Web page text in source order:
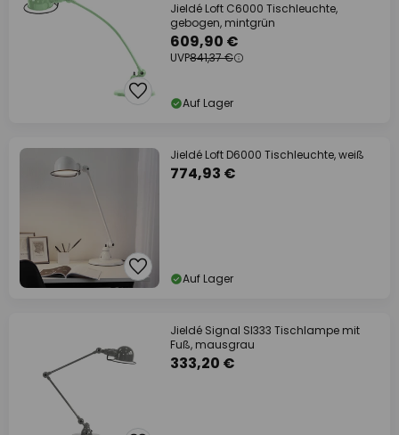
Jieldé Loft C6000 Tischleuchte,
gebogen, mintgrün
609,90 €
UVP841,37 €
Auf Lager
Jieldé Loft D6000 Tischleuchte, weiß
774,93 €
Auf Lager
Jieldé Signal SI333 Tischlampe mit
Fuß, mausgrau
333,20 €